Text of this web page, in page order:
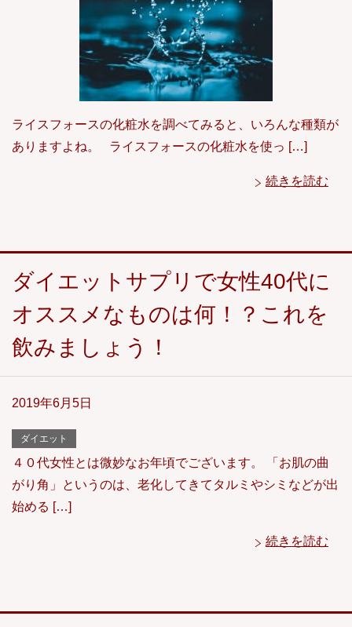
ライスフォースの化粧水を調べてみると、いろんな種類が
ありますよね。 ライスフォースの化粧水を使っ […]
続きを読む
ダイエットサプリで女性40代に
オススメなものは何！？これを
飲みましょう！
2019年6月5日
ダイエット
４０代女性とは微妙なお年頃でございます。 「お肌の曲
がり角」というのは、老化してきてタルミやシミなどが出
始める […]
続きを読む